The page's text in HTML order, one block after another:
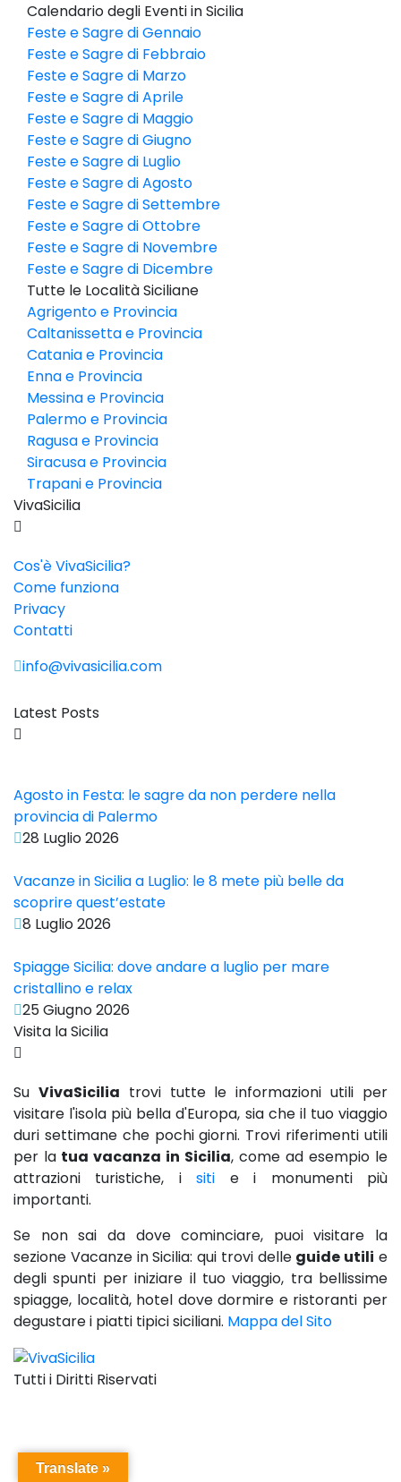
Calendario degli Eventi in Sicilia
Feste e Sagre di Gennaio
Feste e Sagre di Febbraio
Feste e Sagre di Marzo
Feste e Sagre di Aprile
Feste e Sagre di Maggio
Feste e Sagre di Giugno
Feste e Sagre di Luglio
Feste e Sagre di Agosto
Feste e Sagre di Settembre
Feste e Sagre di Ottobre
Feste e Sagre di Novembre
Feste e Sagre di Dicembre
Tutte le Località Siciliane
Agrigento e Provincia
Caltanissetta e Provincia
Catania e Provincia
Enna e Provincia
Messina e Provincia
Palermo e Provincia
Ragusa e Provincia
Siracusa e Provincia
Trapani e Provincia
VivaSicilia
Cos'è VivaSicilia?
Come funziona
Privacy
Contatti
info@vivasicilia.com
Latest Posts
Agosto in Festa: le sagre da non perdere nella
provincia di Palermo
28 Luglio 2026
Vacanze in Sicilia a Luglio: le 8 mete più belle da
scoprire quest’estate
8 Luglio 2026
Spiagge Sicilia: dove andare a luglio per mare
cristallino e relax
25 Giugno 2026
Visita la Sicilia
Su VivaSicilia trovi tutte le informazioni utili per
visitare l'isola più bella d'Europa, sia che il tuo viaggio
duri settimane che pochi giorni. Trovi riferimenti utili
per la tua vacanza in Sicilia, come ad esempio le
attrazioni turistiche, isiti e i monumenti più
importanti.
Se non sai da dove cominciare, puoi visitare la
sezione Vacanze in Sicilia: qui trovi delle guide utili e
degli spunti per iniziare il tuo viaggio, tra bellissime
spiagge, località, hotel dove dormire e ristoranti per
degustare i piatti tipici siciliani. Mappa del Sito
Tutti i Diritti Riservati
Translate »